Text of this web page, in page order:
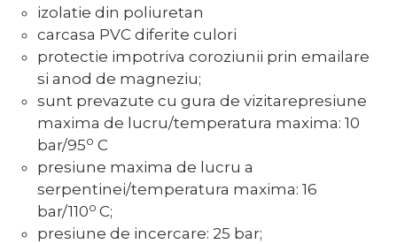
izolatie din poliuretan
carcasa PVC diferite culori
protectie impotriva coroziunii prin emailare
si anod de magneziu;
sunt prevazute cu gura de vizitarepresiune
maxima de lucru/temperatura maxima: 10
bar/95o C
presiune maxima de lucru a
serpentinei/temperatura maxima: 16
bar/110o C;
presiune de incercare: 25 bar;